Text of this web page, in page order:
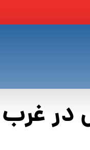
در غرب